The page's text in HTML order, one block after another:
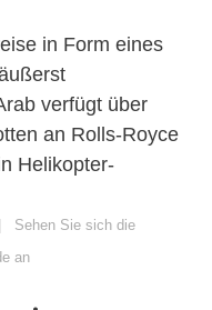
in Form eines
verfügt über
an Rolls-Royce
Helikopter-
Sehen Sie sich die
an